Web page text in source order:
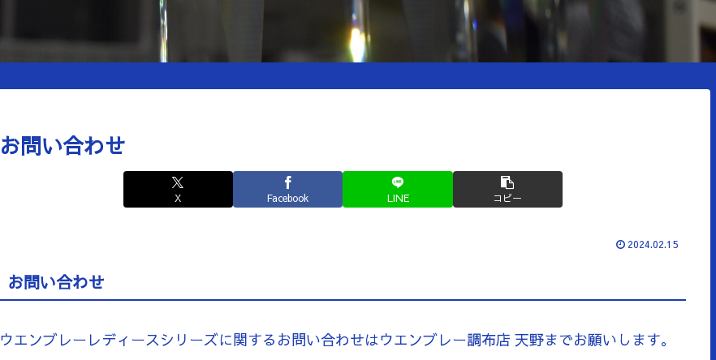
お問い合わせ
X Facebook LINE コピー
2024.02.15
お問い合わせ
ウエンブレーレディースシリーズに関するお問い合わせはウエンブレー調布店 天野までお願いします。